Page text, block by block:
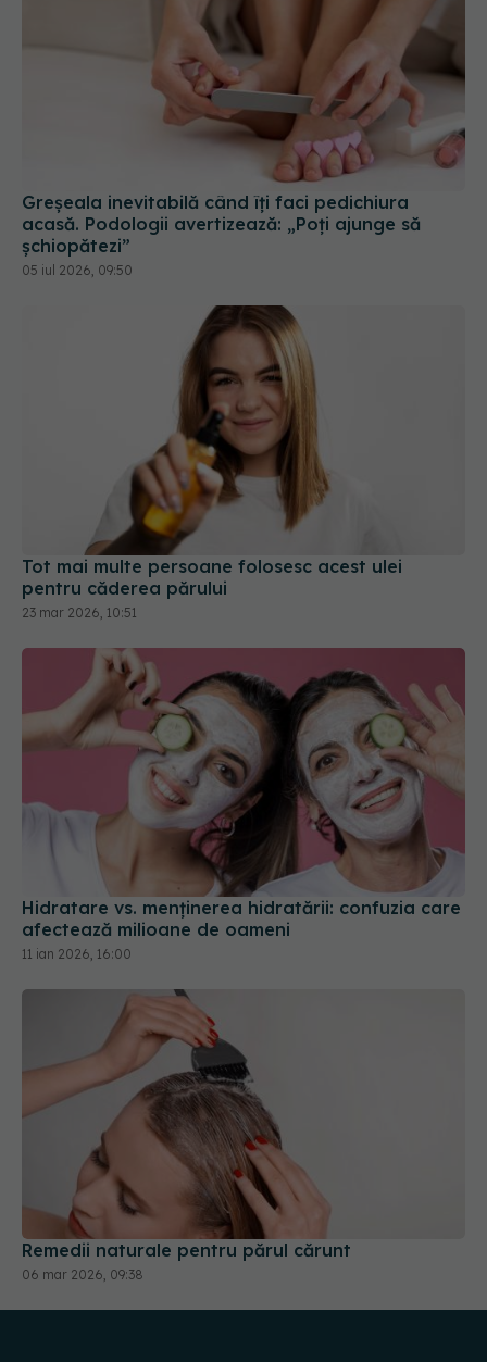
Greșeala inevitabilă când îți faci pedichiura
acasă. Podologii avertizează: „Poți ajunge să
șchiopătezi”
05 iul 2026, 09:50
Tot mai multe persoane folosesc acest ulei
pentru căderea părului
23 mar 2026, 10:51
Hidratare vs. menținerea hidratării: confuzia care
afectează milioane de oameni
11 ian 2026, 16:00
Remedii naturale pentru părul cărunt
06 mar 2026, 09:38